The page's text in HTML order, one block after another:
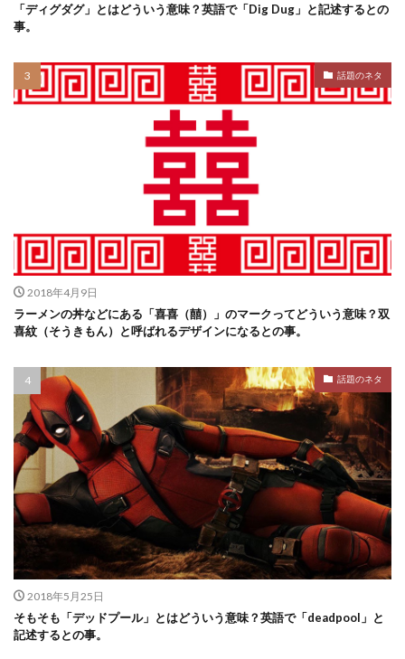
「ディグダグ」とはどういう意味？英語で「Dig Dug」と記述するとの
事。
話題のネタ
2018年4月9日
ラーメンの丼などにある「喜喜（囍）」のマークってどういう意味？双
喜紋（そうきもん）と呼ばれるデザインになるとの事。
話題のネタ
2018年5月25日
そもそも「デッドプール」とはどういう意味？英語で「deadpool」と
記述するとの事。